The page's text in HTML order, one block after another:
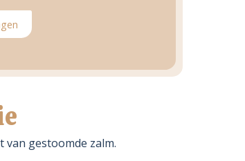
van gestoomde zalm.